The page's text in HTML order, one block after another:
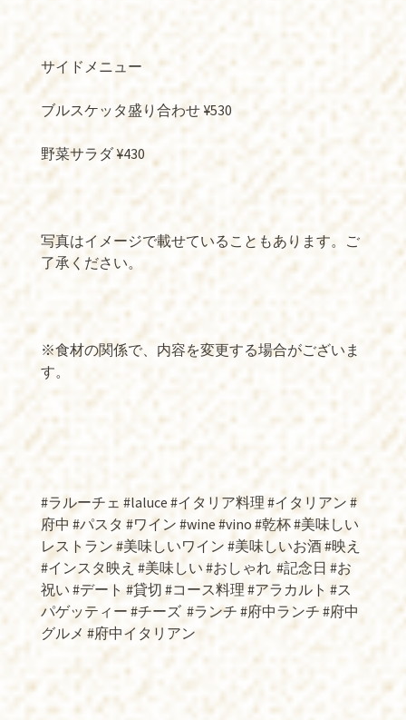
サイドメニュー
ブルスケッタ盛り合わせ ¥530
野菜サラダ ¥430
写真はイメージで載せていることもあります。ご
了承ください。
※食材の関係で、内容を変更する場合がございま
す。
#ラルーチェ #laluce #イタリア料理 #イタリアン #
府中 #パスタ #ワイン #wine #vino #乾杯 #美味しい
レストラン #美味しいワイン #美味しいお酒 #映え
#インスタ映え #美味しい #おしゃれ #記念日 #お
祝い #デート #貸切 #コース料理 #アラカルト #ス
パゲッティー #チーズ #ランチ #府中ランチ #府中
グルメ #府中イタリアン